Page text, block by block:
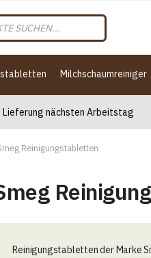
Milchschaumreiniger
Lieferung nächsten Arbeitstag
Reinigungstabletten
Reinigungstabletten der Marke